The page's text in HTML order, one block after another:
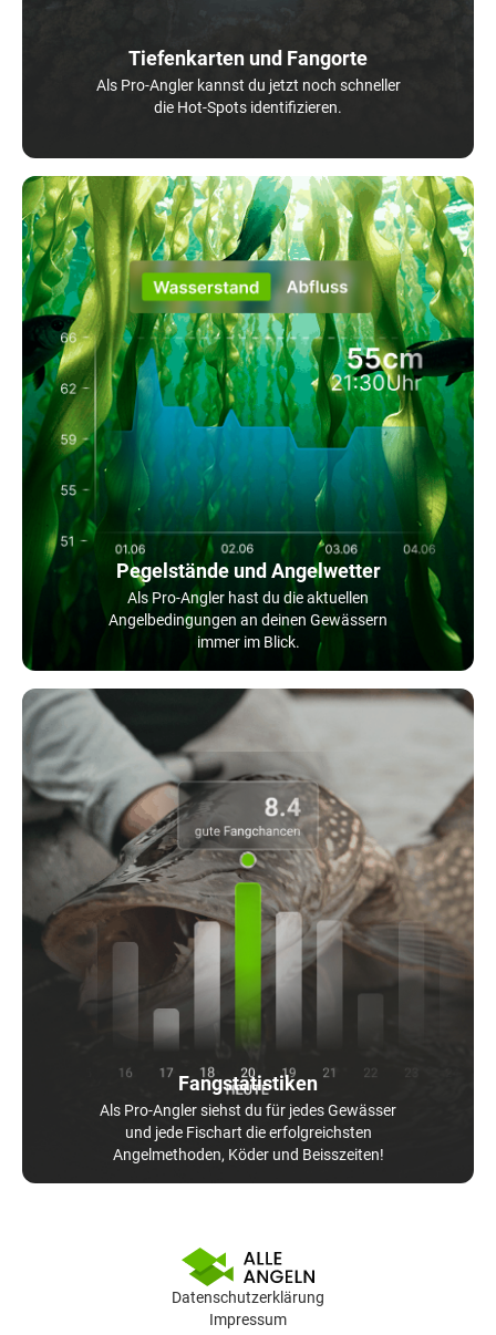
Tiefenkarten und Fangorte
Als Pro-Angler kannst du jetzt noch schneller
die Hot-Spots identifizieren.
Pegelstände und Angelwetter
Als Pro-Angler hast du die aktuellen
Angelbedingungen an deinen Gewässern
immer im Blick.
Fangstatistiken
Als Pro-Angler siehst du für jedes Gewässer
und jede Fischart die erfolgreichsten
Angelmethoden, Köder und Beisszeiten!
Datenschutzerklärung
Impressum